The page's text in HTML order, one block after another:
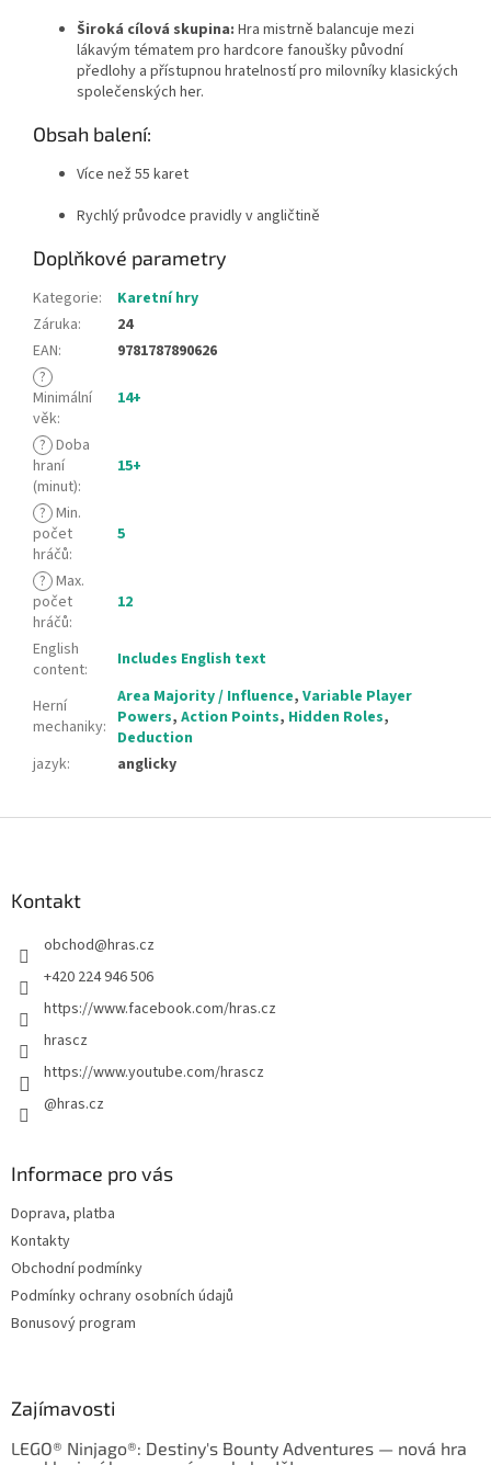
Široká cílová skupina: Hra mistrně balancuje mezi
lákavým tématem pro hardcore fanoušky původní
předlohy a přístupnou hratelností pro milovníky klasických
společenských her.
Obsah balení:
Více než 55 karet
Rychlý průvodce pravidly v angličtině
Doplňkové parametry
Kategorie:
Karetní hry
Záruka:
24
EAN:
9781787890626
?
Minimální
věk:
14+
? Doba
hraní
(minut):
15+
? Min.
počet
hráčů:
5
? Max.
počet
hráčů:
12
English
content: Includes English text
Herní
mechaniky:
Area Majority / Influence, Variable Player
Powers, Action Points, Hidden Roles,
Deduction
jazyk: anglicky
Kontakt
obchod@hras.cz
+420 224 946 506
https://www.facebook.com/hras.cz
hrascz
https://www.youtube.com/hrascz
@hras.cz
Informace pro vás
Doprava, platba
Kontakty
Obchodní podmínky
Podmínky ochrany osobních údajů
Bonusový program
Zajímavosti
LEGO® Ninjago®: Destiny's Bounty Adventures — nová hra